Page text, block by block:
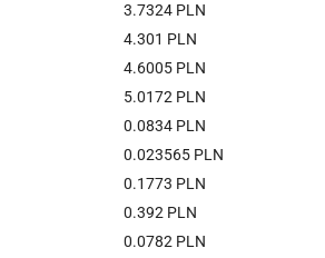
3.7324 PLN
4.301 PLN
4.6005 PLN
5.0172 PLN
0.0834 PLN
0.023565 PLN
0.1773 PLN
0.392 PLN
0.0782 PLN